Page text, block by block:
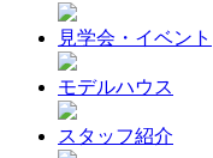
見学会・イベント
モデルハウス
スタッフ紹介